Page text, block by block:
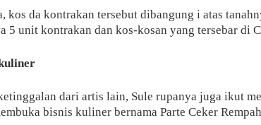
kos da kontrakan tersebut dibangung i atas
5 unit kontrakan dan kos-kosan yang tersebar di
dari artis lain, Sule rupanya juga ikut
bisnis kuliner bernama Parte Ceker